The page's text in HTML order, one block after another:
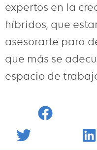
expertos en la
híbridos, que
asesorarte para
que más se
espacio de